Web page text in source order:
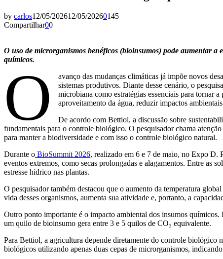
by carlos12/05/202612/05/20260145
Compartilhar00
O uso de microrganismos benéficos (bioinsumos) pode aumentar
químicos.
O
avanço das mudanças climáticas já impõe novos
sistemas produtivos. Diante desse cenário, o
microbiana como estratégias essenciais para tornar
aproveitamento da água, reduzir impactos
De acordo com Bettiol, a discussão sobre
fundamentais para o controle biológico. O pesquisador chama
para manter a biodiversidade e com isso o controle biológico natural.
Durante o BioSummit 2026, realizado em 6 e 7 de maio, no Expo D.
eventos extremos, como secas prolongadas e alagamentos. Entre as
estresse hídrico nas plantas.
O pesquisador também destacou que o aumento da temperatura
vida desses organismos, aumenta sua atividade e, portanto, a
Outro ponto importante é o impacto ambiental dos insumos
um quilo de bioinsumo gera entre 3 e 5 quilos de CO₂ equivalente.
Para Bettiol, a agricultura depende diretamente do controle biológico
biológicos utilizando apenas duas cepas de microrganismos,